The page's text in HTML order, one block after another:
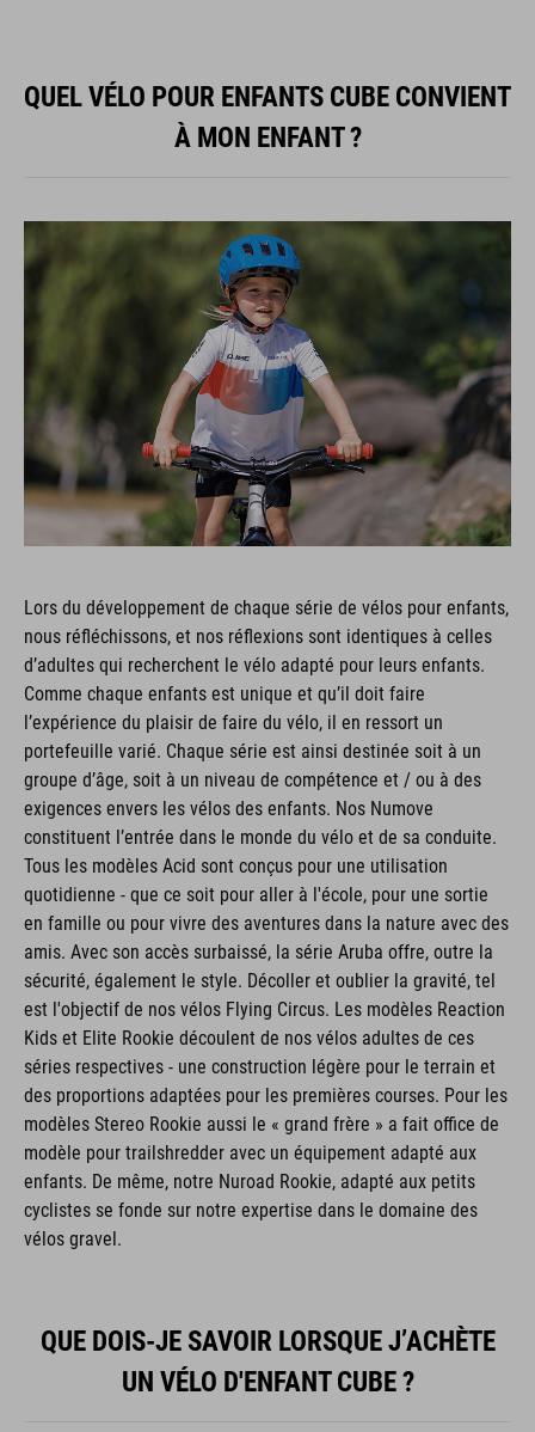
QUEL VÉLO POUR ENFANTS CUBE CONVIENT
À MON ENFANT ?
Lors du développement de chaque série de vélos pour enfants,
nous réfléchissons, et nos réflexions sont identiques à celles
d’adultes qui recherchent le vélo adapté pour leurs enfants.
Comme chaque enfants est unique et qu’il doit faire
l’expérience du plaisir de faire du vélo, il en ressort un
portefeuille varié. Chaque série est ainsi destinée soit à un
groupe d’âge, soit à un niveau de compétence et / ou à des
exigences envers les vélos des enfants. Nos Numove
constituent l’entrée dans le monde du vélo et de sa conduite.
Tous les modèles Acid sont conçus pour une utilisation
quotidienne - que ce soit pour aller à l'école, pour une sortie
en famille ou pour vivre des aventures dans la nature avec des
amis. Avec son accès surbaissé, la série Aruba offre, outre la
sécurité, également le style. Décoller et oublier la gravité, tel
est l'objectif de nos vélos Flying Circus. Les modèles Reaction
Kids et Elite Rookie découlent de nos vélos adultes de ces
séries respectives - une construction légère pour le terrain et
des proportions adaptées pour les premières courses. Pour les
modèles Stereo Rookie aussi le « grand frère » a fait office de
modèle pour trailshredder avec un équipement adapté aux
enfants. De même, notre Nuroad Rookie, adapté aux petits
cyclistes se fonde sur notre expertise dans le domaine des
vélos gravel.
QUE DOIS-JE SAVOIR LORSQUE J’ACHÈTE
UN VÉLO D'ENFANT CUBE ?